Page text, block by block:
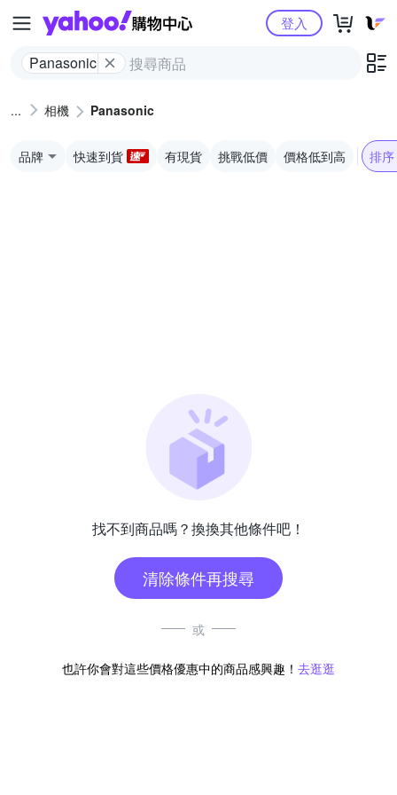
Yahoo購物中心
Panasonic
登入
相機 Panasonic
品牌 快速到貨 有現貨 挑戰低價 價格低到高 排序
找不到商品嗎？換換其他條件吧！
清除條件再搜尋
或
也許你會對這些價格優惠中的商品感興趣！ 去逛逛